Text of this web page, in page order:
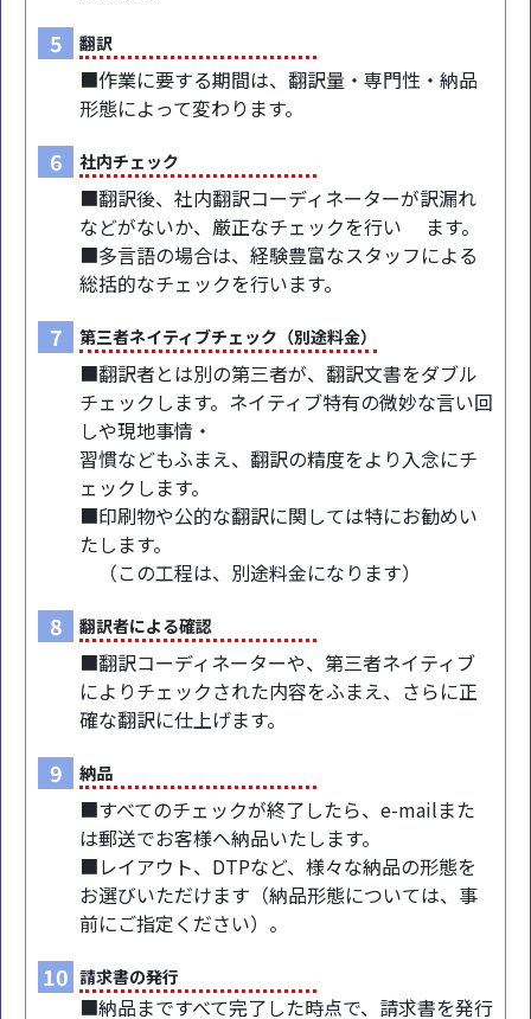
5 翻訳
■作業に要する期間は、翻訳量・専門性・納品
形態によって変わります。
6 社内チェック
■翻訳後、社内翻訳コーディネーターが訳漏れ
などがないか、厳正なチェックを行い ます。
■多言語の場合は、経験豊富なスタッフによる
総括的なチェックを行います。
7 第三者ネイティブチェック（別途料金）
■翻訳者とは別の第三者が、翻訳文書をダブル
チェックします。ネイティブ特有の微妙な言い回
しや現地事情・
習慣などもふまえ、翻訳の精度をより入念にチ
ェックします。
■印刷物や公的な翻訳に関しては特にお勧めい
たします。
（この工程は、別途料金になります）
8 翻訳者による確認
■翻訳コーディネーターや、第三者ネイティブ
によりチェックされた内容をふまえ、さらに正
確な翻訳に仕上げます。
9 納品
■すべてのチェックが終了したら、e-mailまた
は郵送でお客様へ納品いたします。
■レイアウト、DTPなど、様々な納品の形態を
お選びいただけます（納品形態については、事
前にご指定ください）。
10 請求書の発行
■納品まですべて完了した時点で、請求書を発行